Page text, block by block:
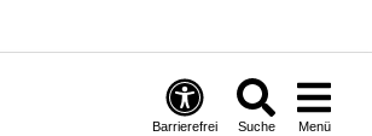
Barrierefrei Suche Menü